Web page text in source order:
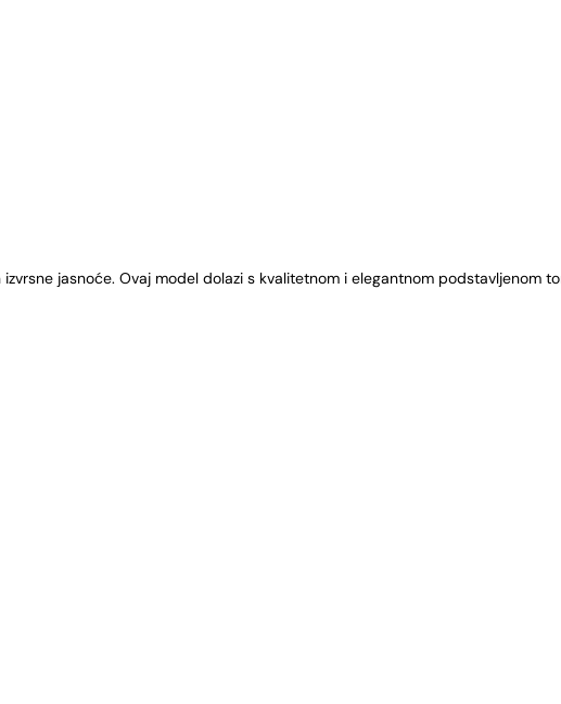
jasnoće. Ovaj model dolazi s kvalitetnom i elegantnom podstavljenom